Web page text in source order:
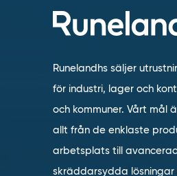
Runelandhs säljer
för industri, lager och
och kommuner. Vårt mål
allt från de enklaste
arbetsplats till
skräddarsydda lösningar